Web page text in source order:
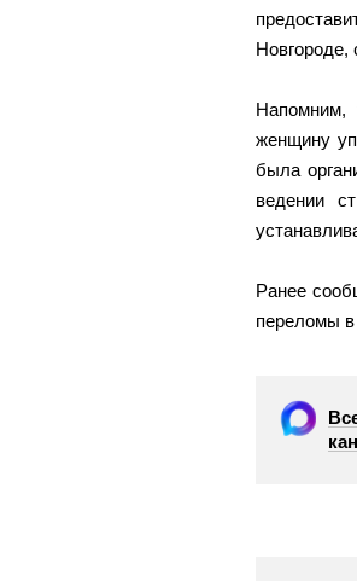
Напомним,
женщину
была
ведении
Ранее
переломы